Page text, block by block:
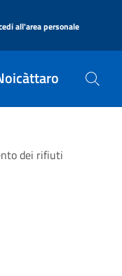
all'area personale
dei rifiuti